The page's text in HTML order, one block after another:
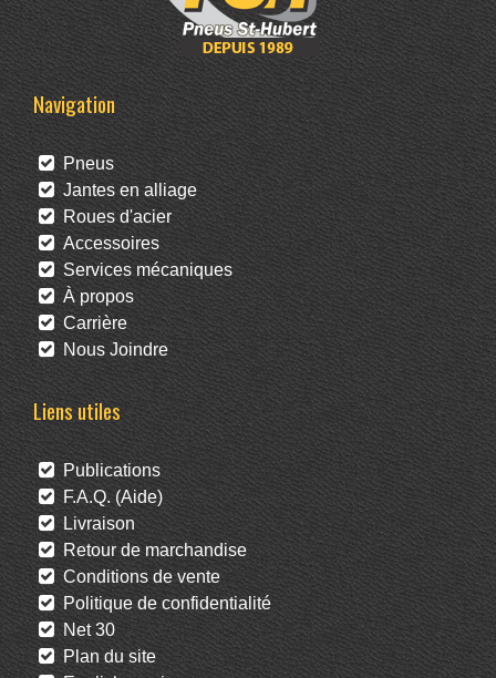
Navigation
Pneus
Jantes en alliage
Roues d'acier
Accessoires
Services mécaniques
À propos
Carrière
Nous Joindre
Liens utiles
Publications
F.A.Q. (Aide)
Livraison
Retour de marchandise
Conditions de vente
Politique de confidentialité
Net 30
Plan du site